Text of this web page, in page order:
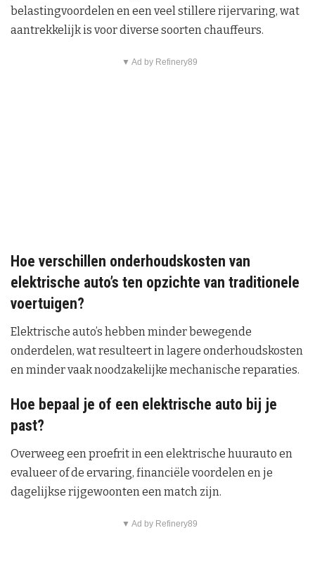
belastingvoordelen en een veel stillere rijervaring, wat
aantrekkelijk is voor diverse soorten chauffeurs.
▼ Ad by Refinery89
Hoe verschillen onderhoudskosten van
elektrische auto’s ten opzichte van traditionele
voertuigen?
Elektrische auto’s hebben minder bewegende
onderdelen, wat resulteert in lagere onderhoudskosten
en minder vaak noodzakelijke mechanische reparaties.
Hoe bepaal je of een elektrische auto bij je
past?
Overweeg een proefrit in een elektrische huurauto en
evalueer of de ervaring, financiële voordelen en je
dagelijkse rijgewoonten een match zijn.
▼ Ad by Refinery89